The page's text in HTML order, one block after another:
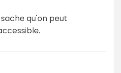
qu'on peut